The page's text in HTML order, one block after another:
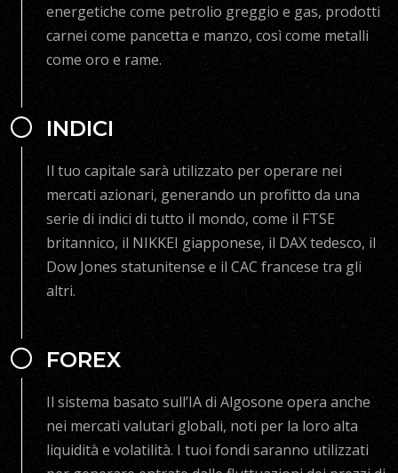
energetiche come petrolio greggio e gas, prodotti
carnei come pancetta e manzo, così come metalli
come oro e rame.
INDICI
Il tuo capitale sarà utilizzato per operare nei
mercati azionari, generando un profitto da una
serie di indici di tutto il mondo, come il FTSE
britannico, il NIKKEI giapponese, il DAX tedesco, il
Dow Jones statunitense e il CAC francese tra gli
altri.
FOREX
Il sistema basato sull’IA di Algosone opera anche
nei mercati valutari globali, noti per la loro alta
liquidità e volatilità. I tuoi fondi saranno utilizzati